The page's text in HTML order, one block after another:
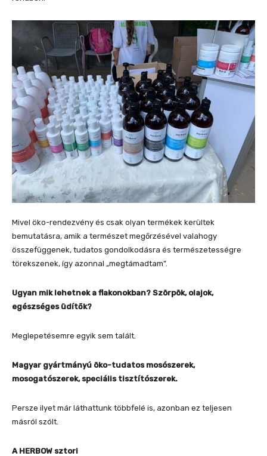
Mivel öko-rendezvény és csak olyan termékek kerültek
bemutatásra, amik a természet megőrzésével valahogy
összefüggenek, tudatos gondolkodásra és természetességre
törekszenek, így azonnal „megtámadtam”.
Ugyan mik lehetnek a flakonokban? Szörpök, olajok,
egészséges üdítők?
Meglepetésemre egyik sem talált.
Magyar gyártmányú öko-tudatos mosószerek,
mosogatószerek, speciális tisztítószerek.
Persze ilyet már láthattunk többfelé is, azonban ez teljesen
másról szólt.
A HERBOW sztori